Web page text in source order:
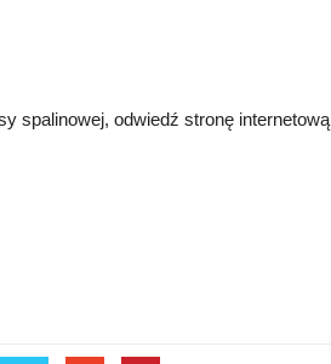
spalinowej, odwiedź stronę internetową